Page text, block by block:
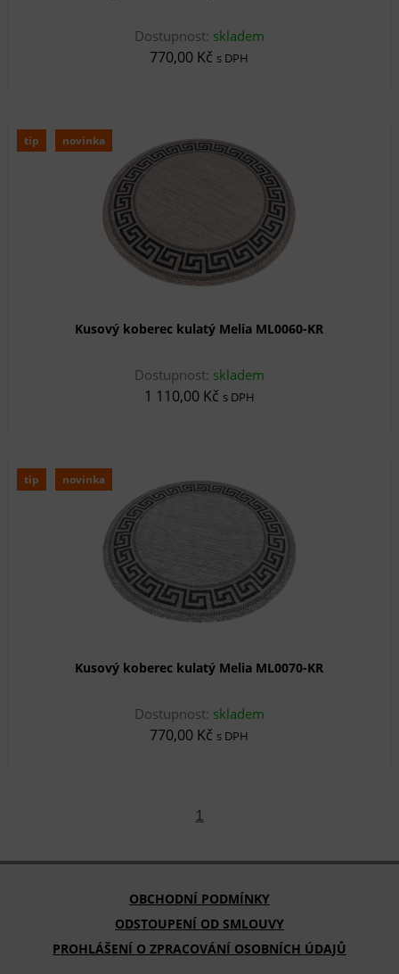
Dostupnost: skladem
770,00 Kč s DPH
tip novinka
Kusový koberec kulatý Melia ML0060-KR
Dostupnost: skladem
1 110,00 Kč s DPH
tip novinka
Kusový koberec kulatý Melia ML0070-KR
Dostupnost: skladem
770,00 Kč s DPH
1
OBCHODNÍ PODMÍNKY
ODSTOUPENÍ OD SMLOUVY
PROHLÁŠENÍ O ZPRACOVÁNÍ OSOBNÍCH ÚDAJŮ